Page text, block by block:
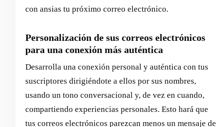
con ansias tu próximo correo electrónico.
Personalización de sus correos electrónicos
para una conexión más auténtica
Desarrolla una conexión personal y auténtica con tus
suscriptores dirigiéndote a ellos por sus nombres,
usando un tono conversacional y, de vez en cuando,
compartiendo experiencias personales. Esto hará que
tus correos electrónicos parezcan menos un mensaje de